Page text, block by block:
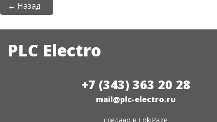
← Назад
PLC Electro
+7 (343) 363 20 28
mail@plc-electro.ru
сделано в LokiPage